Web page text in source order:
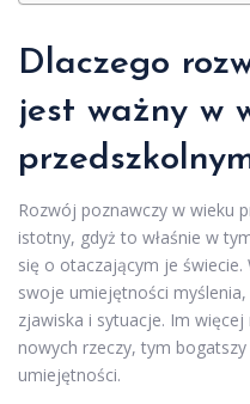
Dlaczego
jest ważny w
Rozwój poznawczy w wieku
istotny, gdyż to właśnie w
się o otaczającym je
swoje umiejętności
zjawiska i sytuacje. Im
nowych rzeczy, tym
umiejętności.